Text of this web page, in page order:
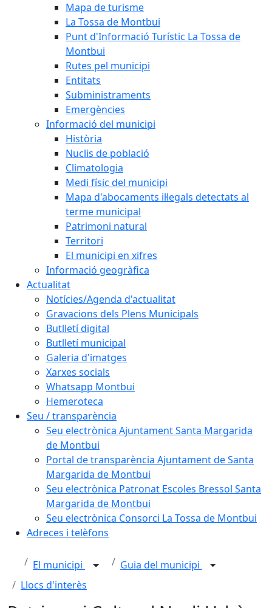
Mapa de turisme
La Tossa de Montbui
Punt d'Informació Turístic La Tossa de
Montbui
Rutes pel municipi
Entitats
Subministraments
Emergències
Informació del municipi
Història
Nuclis de població
Climatologia
Medi físic del municipi
Mapa d'abocaments il·legals detectats al
terme municipal
Patrimoni natural
Territori
El municipi en xifres
Informació geogràfica
Actualitat
Notícies/Agenda d'actualitat
Gravacions dels Plens Municipals
Butlletí digital
Butlletí municipal
Galeria d'imatges
Xarxes socials
Whatsapp Montbui
Hemeroteca
Seu / transparència
Seu electrònica Ajuntament Santa Margarida
de Montbui
Portal de transparència Ajuntament de Santa
Margarida de Montbui
Seu electrònica Patronat Escoles Bressol Santa
Margarida de Montbui
Seu electrònica Consorci La Tossa de Montbui
Adreces i telèfons
El municipi
Guia del municipi
Llocs d'interès